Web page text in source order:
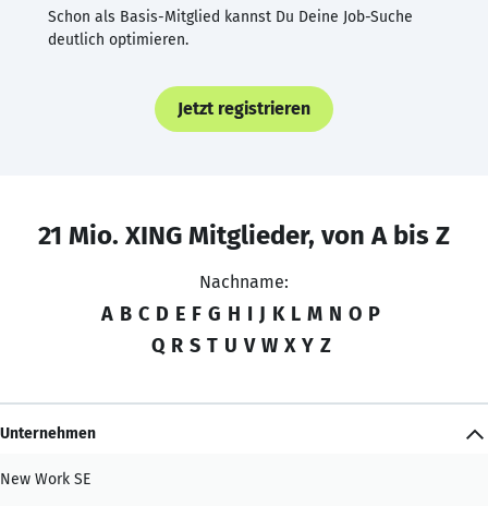
Schon als Basis-Mitglied kannst Du Deine Job-Suche
deutlich optimieren.
Jetzt registrieren
21 Mio. XING Mitglieder, von A bis Z
Nachname:
A B C D E F G H I J K L M N O P
Q R S T U V W X Y Z
Unternehmen
New Work SE